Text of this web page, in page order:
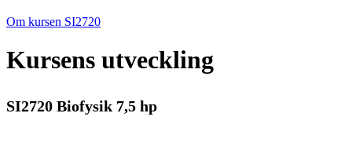
Om kursen SI2720
Kursens utveckling
SI2720 Biofysik 7,5 hp